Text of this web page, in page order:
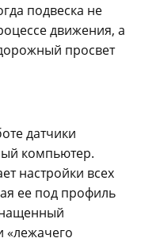
подвеска не
движения, а
просвет
датчики
компьютер.
настройки всех
ее под профиль
«лежачего